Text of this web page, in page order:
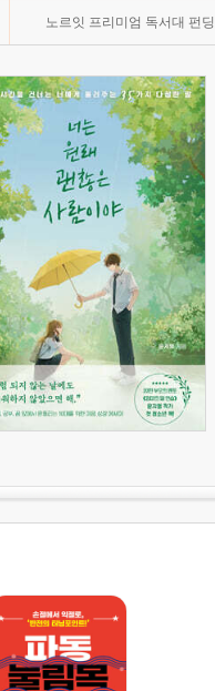
노르잇 프리미엄 독서대 펀딩